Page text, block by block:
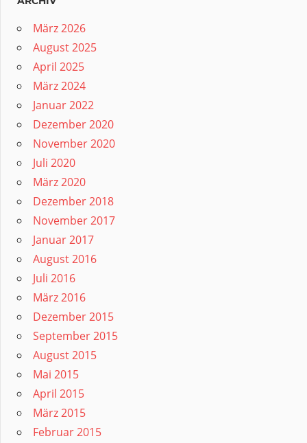
März 2026
August 2025
April 2025
März 2024
Januar 2022
Dezember 2020
November 2020
Juli 2020
März 2020
Dezember 2018
November 2017
Januar 2017
August 2016
Juli 2016
März 2016
Dezember 2015
September 2015
August 2015
Mai 2015
April 2015
März 2015
Februar 2015